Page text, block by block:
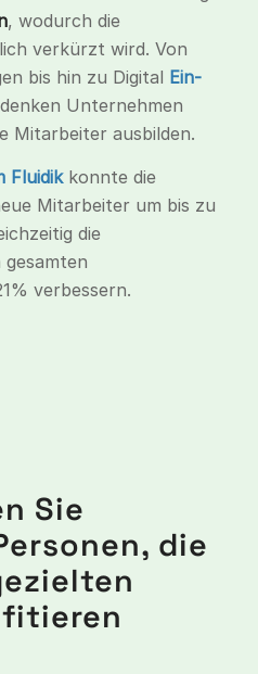
, wodurch die
verkürzt wird. Von
bis hin zu Digital Ein-
Unternehmen
Mitarbeiter ausbilden.
Fluidikkonnte die
Mitarbeiter um bis zu
die
verbessern.
Sie
die